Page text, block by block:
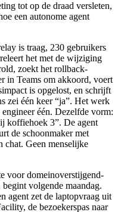
tot op de draad versleten,
een autonome agent
is traag, 230 gebruikers
het met de wijziging
zoekt het rollback-
in Teams om akkoord, voert
is opgelost, en schrijft
zei één keer “ja”. Het werk
één. Dezelfde vorm:
koffiehoek 3”. De agent
de schoonmaker met
chat. Geen menselijke
voor domeinoverstijgend-
volgende maandag.
agent zet de laptopvraag uit
de bezoekerspas naar